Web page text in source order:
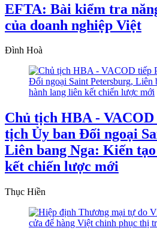
EFTA: Bài kiểm tra
của doanh nghiệp Việt
Đình Hoà
Chủ tịch HBA -
tịch Ủy ban Đối ngoại
Liên bang Nga: Kiến
kết chiến lược mới
Thục Hiền